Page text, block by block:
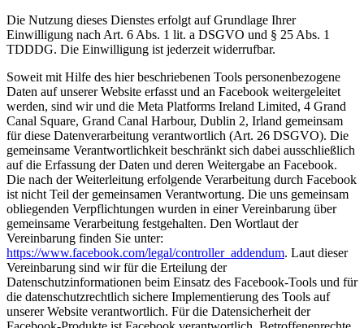
Die Nutzung dieses Dienstes erfolgt auf Grundlage Ihrer
Einwilligung nach Art. 6 Abs. 1 lit. a DSGVO und § 25 Abs. 1
TDDDG. Die Einwilligung ist jederzeit widerrufbar.
Soweit mit Hilfe des hier beschriebenen Tools personenbezogene
Daten auf unserer Website erfasst und an Facebook weitergeleitet
werden, sind wir und die Meta Platforms Ireland Limited, 4 Grand
Canal Square, Grand Canal Harbour, Dublin 2, Irland gemeinsam
für diese Datenverarbeitung verantwortlich (Art. 26 DSGVO). Die
gemeinsame Verantwortlichkeit beschränkt sich dabei ausschließlich
auf die Erfassung der Daten und deren Weitergabe an Facebook.
Die nach der Weiterleitung erfolgende Verarbeitung durch Facebook
ist nicht Teil der gemeinsamen Verantwortung. Die uns gemeinsam
obliegenden Verpflichtungen wurden in einer Vereinbarung über
gemeinsame Verarbeitung festgehalten. Den Wortlaut der
Vereinbarung finden Sie unter:
https://www.facebook.com/legal/controller_addendum. Laut dieser
Vereinbarung sind wir für die Erteilung der
Datenschutzinformationen beim Einsatz des Facebook-Tools und für
die datenschutzrechtlich sichere Implementierung des Tools auf
unserer Website verantwortlich. Für die Datensicherheit der